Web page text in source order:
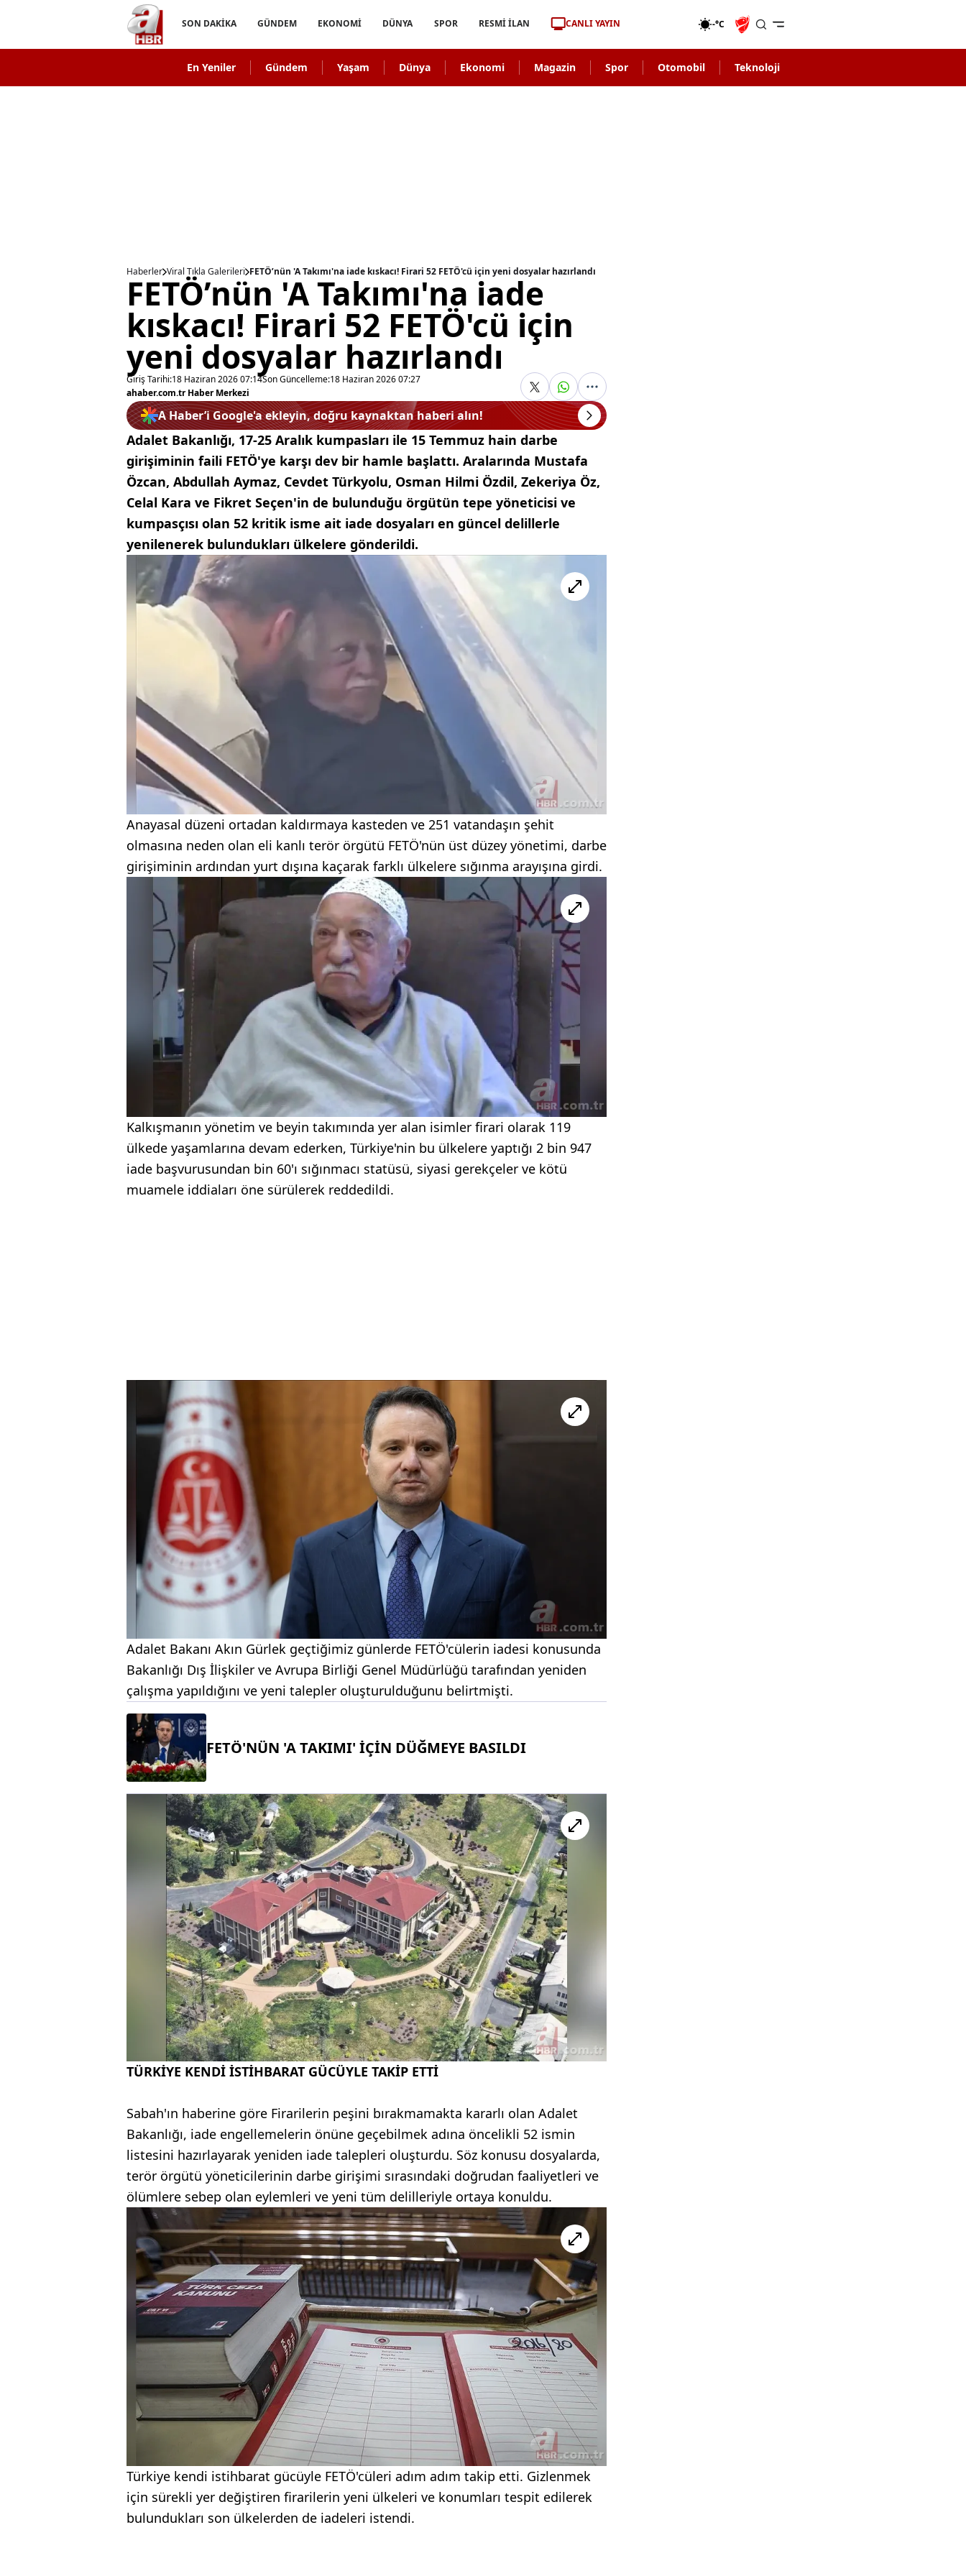
SON DAKİKA GÜNDEM EKONOMİ DÜNYA SPOR RESMİ İLAN CANLI YAYIN -°C
En Yeniler Gündem Yaşam Dünya Ekonomi Magazin Spor Otomobil Teknoloji
Haberler Viral Tıkla Galerileri FETÖ’nün 'A Takımı'na iade kıskacı! Firari 52 FETÖ'cü için yeni dosyalar hazırlandı
FETÖ’nün 'A Takımı'na iade
kıskacı! Firari 52 FETÖ'cü için
yeni dosyalar hazırlandı
Giriş Tarihi:18 Haziran 2026 07:14Son Güncelleme:18 Haziran 2026 07:27
ahaber.com.tr Haber Merkezi
A Haber’i Google'a ekleyin, doğru kaynaktan haberi alın!
Adalet Bakanlığı, 17-25 Aralık kumpasları ile 15 Temmuz hain darbe
girişiminin faili FETÖ'ye karşı dev bir hamle başlattı. Aralarında Mustafa
Özcan, Abdullah Aymaz, Cevdet Türkyolu, Osman Hilmi Özdil, Zekeriya Öz,
Celal Kara ve Fikret Seçen'in de bulunduğu örgütün tepe yöneticisi ve
kumpasçısı olan 52 kritik isme ait iade dosyaları en güncel delillerle
yenilenerek bulundukları ülkelere gönderildi.
Anayasal düzeni ortadan kaldırmaya kasteden ve 251 vatandaşın şehit
olmasına neden olan eli kanlı terör örgütü FETÖ'nün üst düzey yönetimi, darbe
girişiminin ardından yurt dışına kaçarak farklı ülkelere sığınma arayışına girdi.
Kalkışmanın yönetim ve beyin takımında yer alan isimler firari olarak 119
ülkede yaşamlarına devam ederken, Türkiye'nin bu ülkelere yaptığı 2 bin 947
iade başvurusundan bin 60'ı sığınmacı statüsü, siyasi gerekçeler ve kötü
muamele iddiaları öne sürülerek reddedildi.
Adalet Bakanı Akın Gürlek geçtiğimiz günlerde FETÖ'cülerin iadesi konusunda
Bakanlığı Dış İlişkiler ve Avrupa Birliği Genel Müdürlüğü tarafından yeniden
çalışma yapıldığını ve yeni talepler oluşturulduğunu belirtmişti.
FETÖ'NÜN 'A TAKIMI' İÇİN DÜĞMEYE BASILDI
TÜRKİYE KENDİ İSTİHBARAT GÜCÜYLE TAKİP ETTİ
Sabah'ın haberine göre Firarilerin peşini bırakmamakta kararlı olan Adalet
Bakanlığı, iade engellemelerin önüne geçebilmek adına öncelikli 52 ismin
listesini hazırlayarak yeniden iade talepleri oluşturdu. Söz konusu dosyalarda,
terör örgütü yöneticilerinin darbe girişimi sırasındaki doğrudan faaliyetleri ve
ölümlere sebep olan eylemleri ve yeni tüm delilleriyle ortaya konuldu.
Türkiye kendi istihbarat gücüyle FETÖ'cüleri adım adım takip etti. Gizlenmek
için sürekli yer değiştiren firarilerin yeni ülkeleri ve konumları tespit edilerek
bulundukları son ülkelerden de iadeleri istendi.